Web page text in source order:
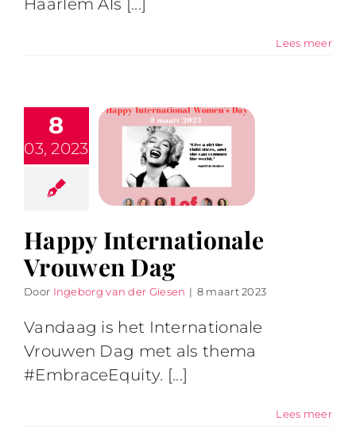
Haarlem Als [...]
Lees meer
8
03, 2023
Happy Internationale
Vrouwen Dag
Door Ingeborg van der Giesen | 8 maart 2023
Vandaag is het Internationale
Vrouwen Dag met als thema
#EmbraceEquity. [...]
Lees meer